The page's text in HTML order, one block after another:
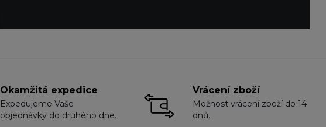
Okamžitá expedice
Expedujeme Vaše
objednávky do druhého dne.
Vrácení zboží
Možnost vrácení zboží do 14
dnů.